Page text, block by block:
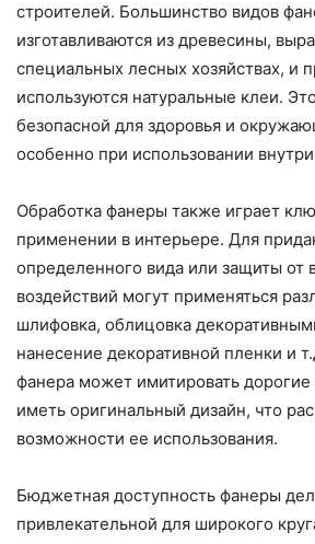
строителей. Большинство видов
изготавливаются из древесины,
специальных лесных хозяйствах, и
используются натуральные клеи.
безопасной для здоровья и
особенно при использовании
Обработка фанеры также играет
применении в интерьере. Для
определенного вида или защиты от
воздействий могут применяться
шлифовка, облицовка
нанесение декоративной пленки и
фанера может имитировать
иметь оригинальный дизайн, что
возможности ее использования.
Бюджетная доступность фанеры
привлекательной для широкого